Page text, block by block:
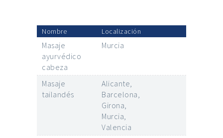
Nombre Localización
Masaje
ayurvédico
cabeza
Murcia
Masaje
tailandés
Alicante,
Barcelona,
Girona,
Murcia,
Valencia